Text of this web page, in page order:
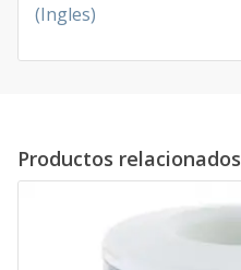
(Ingles)
Productos relacionados